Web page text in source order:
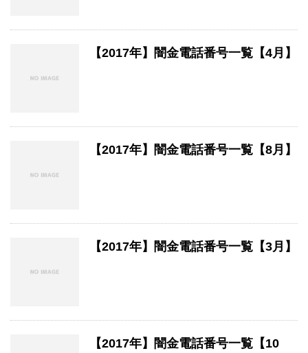
【2017年】闇金電話番号一覧【4月】
【2017年】闇金電話番号一覧【8月】
【2017年】闇金電話番号一覧【3月】
【2017年】闇金電話番号一覧【10